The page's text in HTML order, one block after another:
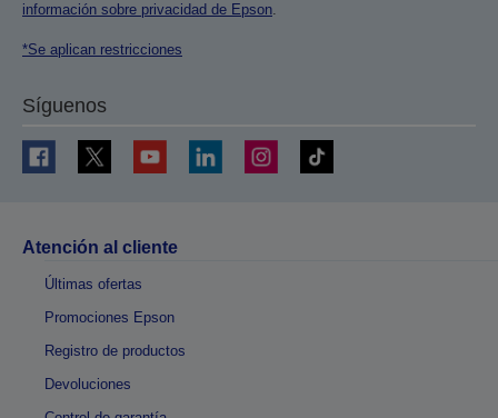
información sobre privacidad de Epson.
*Se aplican restricciones
Síguenos
Atención al cliente
Últimas ofertas
Promociones Epson
Registro de productos
Devoluciones